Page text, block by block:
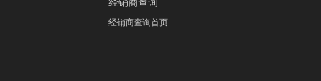
经销商查询首页